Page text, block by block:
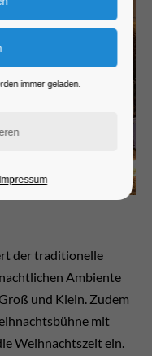
der traditionelle
Ambiente
und Klein. Zudem
mit
Weihnachtszeit ein.
immer geladen.
Impressum